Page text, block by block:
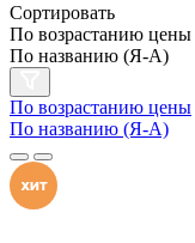
Сортировать
По возрастанию цены
По названию (Я-А)
По возрастанию цены
По названию (Я-А)